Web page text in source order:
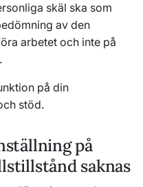
skäl ska som
av den
arbetet och inte på
på din
stöd.
på
saknas